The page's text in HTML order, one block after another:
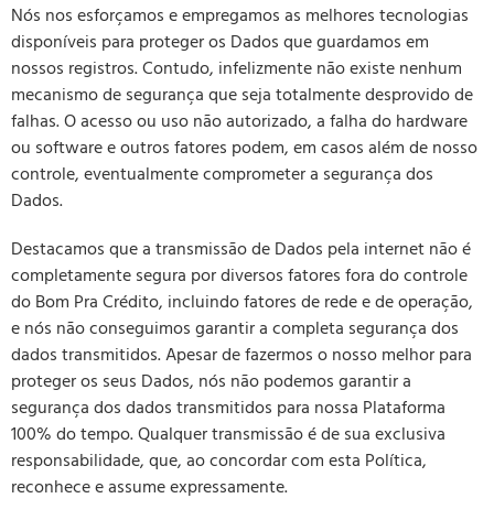
Nós nos esforçamos e empregamos as melhores tecnologias
disponíveis para proteger os Dados que guardamos em
nossos registros. Contudo, infelizmente não existe nenhum
mecanismo de segurança que seja totalmente desprovido de
falhas. O acesso ou uso não autorizado, a falha do hardware
ou software e outros fatores podem, em casos além de nosso
controle, eventualmente comprometer a segurança dos
Dados.
Destacamos que a transmissão de Dados pela internet não é
completamente segura por diversos fatores fora do controle
do Bom Pra Crédito, incluindo fatores de rede e de operação,
e nós não conseguimos garantir a completa segurança dos
dados transmitidos. Apesar de fazermos o nosso melhor para
proteger os seus Dados, nós não podemos garantir a
segurança dos dados transmitidos para nossa Plataforma
100% do tempo. Qualquer transmissão é de sua exclusiva
responsabilidade, que, ao concordar com esta Política,
reconhece e assume expressamente.